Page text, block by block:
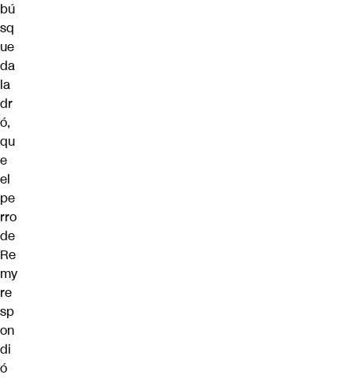
bú
sq
ue
da
la
dr
ó,
qu
e
el
pe
rro
de
Re
my
re
sp
on
di
ó